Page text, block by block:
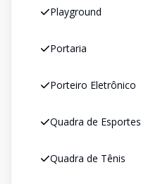
Playground
Portaria
Porteiro Eletrônico
Quadra de Esportes
Quadra de Tênis